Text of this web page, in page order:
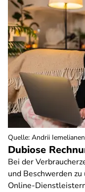
Dubiose
Bei der
und Beschwerden
Online-
Quelle: Andrii